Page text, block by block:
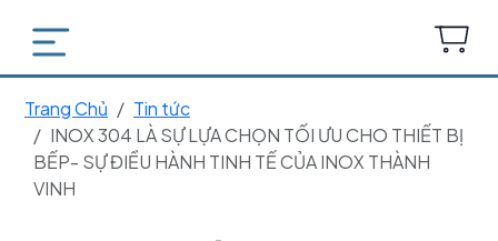
Trang Chủ
Tin tức
INOX 304 LÀ SỰ LỰA CHỌN TỐI ƯU CHO THIẾT BỊ
BẾP- SỰ ĐIỀU HÀNH TINH TẾ CỦA INOX THÀNH
VINH